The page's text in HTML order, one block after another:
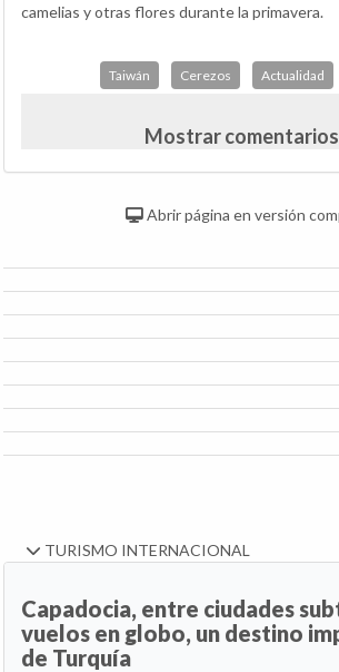
camelias y otras flores durante la primavera.
Taiwán Cerezos Actualidad
Mostrar
Abrir página en versión
TURISMO INTERNACIONAL
Capadocia, entre ciudades
vuelos en globo, un destino
de Turquía